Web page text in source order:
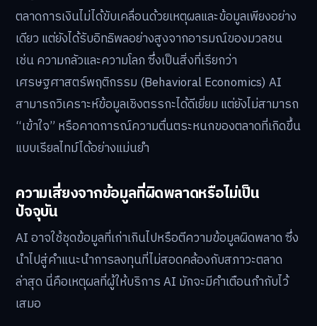
ตลาดการเงินไม่ได้ขับเคลื่อนด้วยเหตุผลและข้อมูลเพียงอย่าง
เดียว แต่ยังได้รับอิทธิพลอย่างสูงจากอารมณ์ของมวลชน
เช่น ความกลัวและความโลภ ซึ่งเป็นสิ่งที่เรียกว่า
เศรษฐศาสตร์พฤติกรรม (Behavioral Economics) AI
สามารถวิเคราะห์ข้อมูลเชิงตรรกะได้ดีเยี่ยม แต่ยังไม่สามารถ
“เข้าใจ” หรือคาดการณ์ความตื่นตระหนกของตลาดที่เกิดขึ้น
แบบเรียลไทม์ได้อย่างแม่นยำ
ความเสี่ยงจากข้อมูลที่ผิดพลาดหรือไม่เป็น
ปัจจุบัน
AI อาจใช้ชุดข้อมูลที่เก่าเกินไปหรือตีความข้อมูลผิดพลาด ซึ่ง
นำไปสู่คำแนะนำการลงทุนที่ไม่สอดคล้องกับสภาวะตลาด
ล่าสุด นี่คือเหตุผลที่ผู้ให้บริการ AI มักจะมีคำเตือนกำกับไว้
เสมอ